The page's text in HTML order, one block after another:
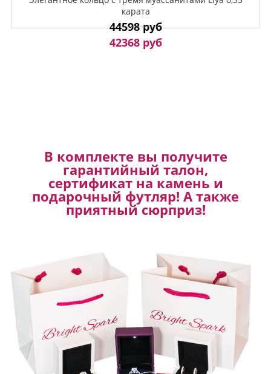
карата
44598 руб
42368 руб
В комплекте вы получите
гарантийный талон,
сертификат на камень и
подарочный футляр! А также
приятный сюрприз!